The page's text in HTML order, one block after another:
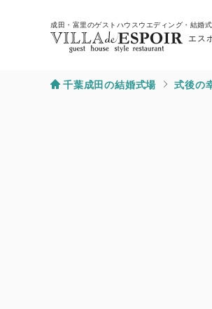
成田・富里のゲストハウスウエディング・結婚式
エス
千葉成田の結婚式場 式後の